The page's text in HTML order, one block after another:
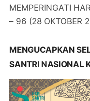
MEMPERINGATI
– 96 (28 OKTOBER
MENGUCAPKAN
SANTRI NASIONAL